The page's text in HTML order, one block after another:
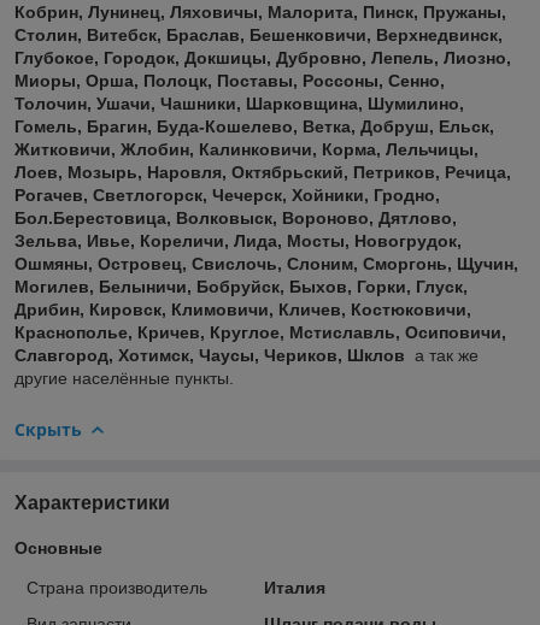
Кобрин, Лунинец, Ляховичы, Малорита, Пинск, Пружаны,
Столин, Витебск, Браслав, Бешенковичи, Верхнедвинск,
Глубокое, Городок, Докшицы, Дубровно, Лепель, Лиозно,
Миоры, Орша, Полоцк, Поставы, Россоны, Сенно,
Толочин, Ушачи, Чашники, Шарковщина, Шумилино,
Гомель, Брагин, Буда-Кошелево, Ветка, Добруш, Ельск,
Житковичи, Жлобин, Калинковичи, Корма, Лельчицы,
Лоев, Мозырь, Наровля, Октябрьский, Петриков, Речица,
Рогачев, Светлогорск, Чечерск, Хойники, Гродно,
Бол.Берестовица, Волковыск, Вороново, Дятлово,
Зельва, Ивье, Кореличи, Лида, Мосты, Новогрудок,
Ошмяны, Островец, Свислочь, Слоним, Сморгонь, Щучин,
Могилев, Белыничи, Бобруйск, Быхов, Горки, Глуск,
Дрибин, Кировск, Климовичи, Кличев, Костюковичи,
Краснополье, Кричев, Круглое, Мстиславль, Осиповичи,
Славгород, Хотимск, Чаусы, Чериков, Шклов а так же
другие населённые пункты.
Скрыть
Характеристики
Основные
Страна производитель
Италия